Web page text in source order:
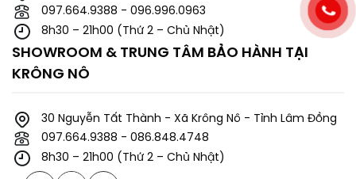
097.664.9388 - 096.996.0963
8h30 – 21h00 (Thứ 2 – Chủ Nhật)
SHOWROOM & TRUNG TÂM BẢO HÀNH TẠI
KRÔNG NÔ
30 Nguyễn Tất Thành - Xã Krông Nô - Tỉnh Lâm Đồng
097.664.9388 - 086.848.4748
8h30 – 21h00 (Thứ 2 – Chủ Nhật)